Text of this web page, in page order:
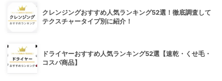
クレンジングおすすめ人気ランキング52選！徹底調査して
テクスチャータイプ別に紹介！
ドライヤーおすすめ人気ランキング52選【速乾・くせ毛・
コスパ商品】